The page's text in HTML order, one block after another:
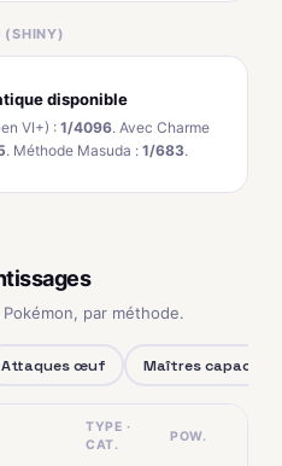
(SHINY)
disponible
VI+) : 1/4096. Avec Charme
. Méthode Masuda : 1/683.
par méthode.
Attaques œuf Maîtres capacités
TYPE ·
CAT.
POW.